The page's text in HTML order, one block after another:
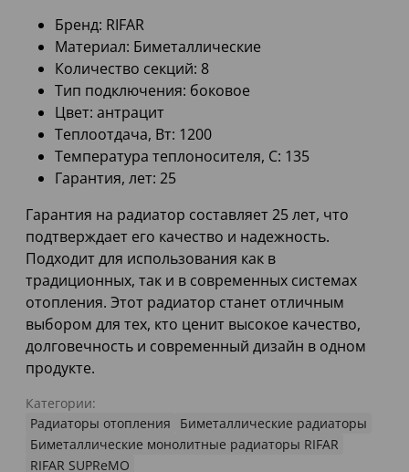
Бренд: RIFAR
Материал: Биметаллические
Количество секций: 8
Тип подключения: боковое
Цвет: антрацит
Теплоотдача, Вт: 1200
Температура теплоносителя, С: 135
Гарантия, лет: 25
Гарантия на радиатор составляет 25 лет, что
подтверждает его качество и надежность.
Подходит для использования как в
традиционных, так и в современных системах
отопления. Этот радиатор станет отличным
выбором для тех, кто ценит высокое качество,
долговечность и современный дизайн в одном
продукте.
Категории:
Радиаторы отопления
Биметаллические радиаторы
Биметаллические монолитные радиаторы RIFAR
RIFAR SUPReMO